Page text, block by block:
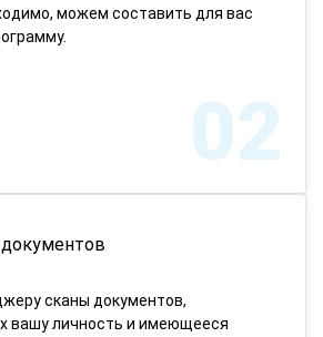
можем составить для вас
02
сканы документов,
вашу личность и имеющееся